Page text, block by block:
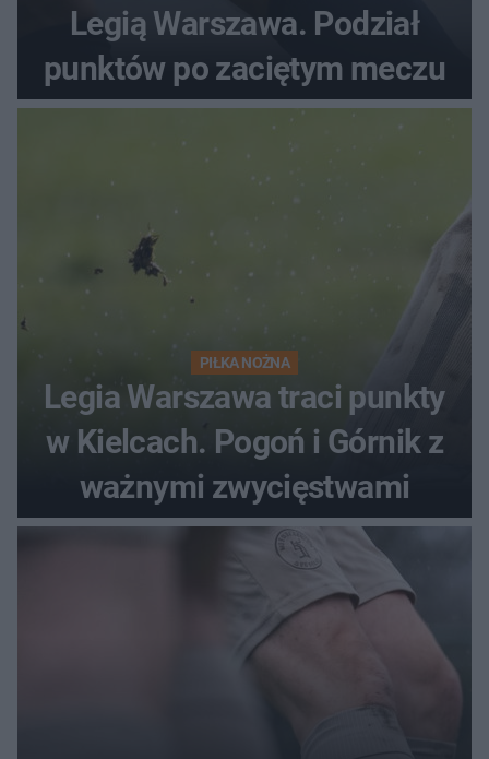
Legią Warszawa. Podział
punktów po zaciętym meczu
PIŁKA NOŻNA
Legia Warszawa traci punkty
w Kielcach. Pogoń i Górnik z
ważnymi zwycięstwami